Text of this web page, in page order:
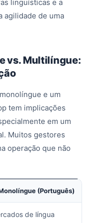
linguísticas e a
agilidade de uma
vs. Multilíngue:
e um
tem implicações
em um
Muitos gestores
operação que não
(Português)
de língua